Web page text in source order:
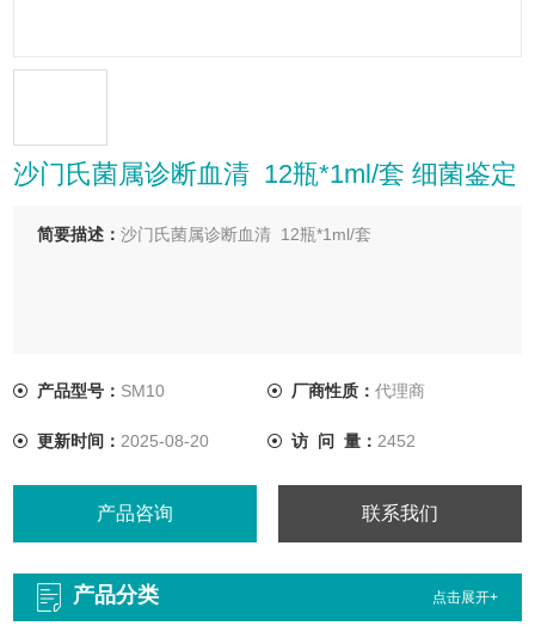
沙门氏菌属诊断血清 12瓶*1ml/套 细菌鉴定
简要描述：沙门氏菌属诊断血清 12瓶*1ml/套
产品型号： SM10 厂商性质： 代理商
更新时间： 2025-08-20 访 问 量： 2452
产品咨询 联系我们
产品分类 点击展开+